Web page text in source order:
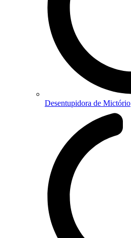
Desentupidora de Mictório